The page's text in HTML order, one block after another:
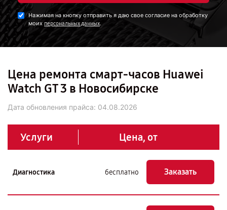
Нажимая на кнопку отправить я даю свое согласие на обработку
моих персональных данных.
Цена ремонта смарт-часов Huawei
Watch GT 3 в Новосибирске
Дата обновления прайса: 04.08.2026
Услуги Цена, от
Диагностика бесплатно Заказать